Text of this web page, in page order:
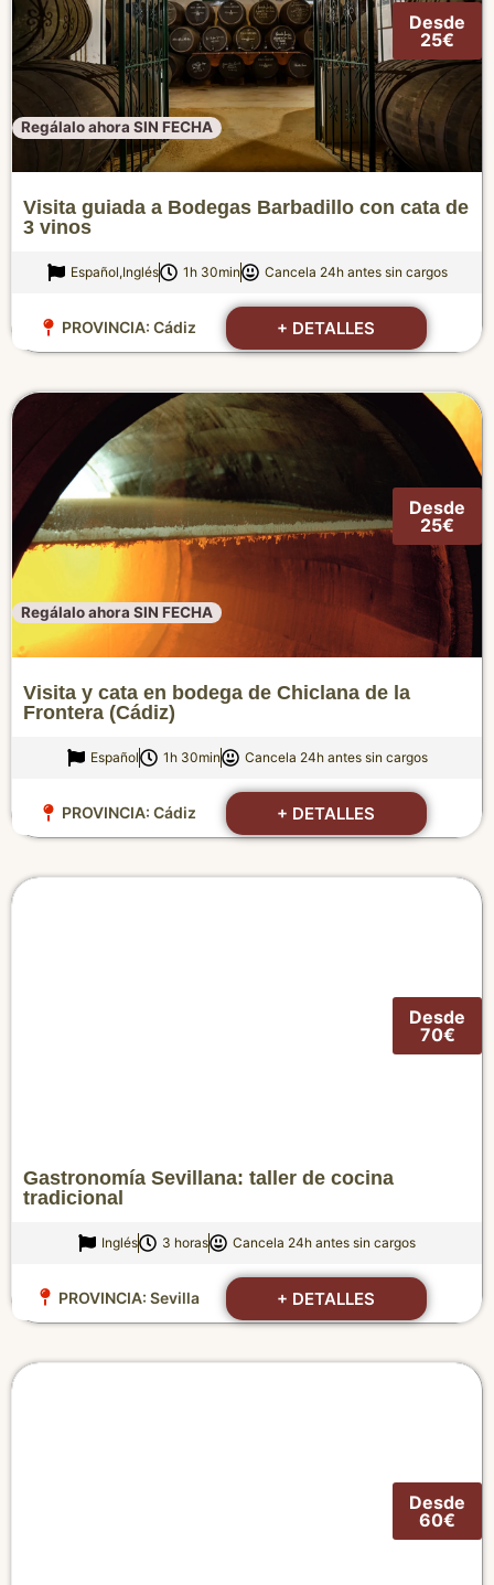
Desde
25€
Regálalo ahora SIN FECHA
Visita guiada a Bodegas Barbadillo con cata de
3 vinos
Español,Inglés 1h 30min Cancela 24h antes sin cargos
PROVINCIA: Cádiz + DETALLES
Desde
25€
Regálalo ahora SIN FECHA
Visita y cata en bodega de Chiclana de la
Frontera (Cádiz)
Español 1h 30min Cancela 24h antes sin cargos
PROVINCIA: Cádiz + DETALLES
Desde
70€
Gastronomía Sevillana: taller de cocina
tradicional
Inglés 3 horas Cancela 24h antes sin cargos
PROVINCIA: Sevilla + DETALLES
Desde
60€